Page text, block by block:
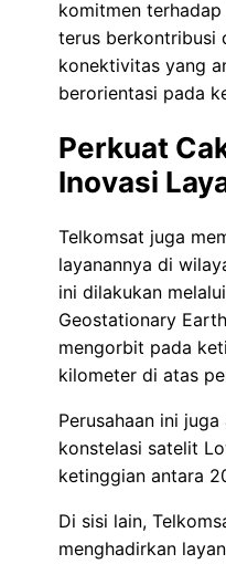
komitmen
terus berkontribusi
konektivitas yang
berorientasi pada
Perkuat
Inovasi
Telkomsat juga
layanannya di
ini dilakukan
Geostationary
mengorbit pada
kilometer di atas
Perusahaan ini
konstelasi satelit
ketinggian antara
Di sisi lain,
menghadirkan